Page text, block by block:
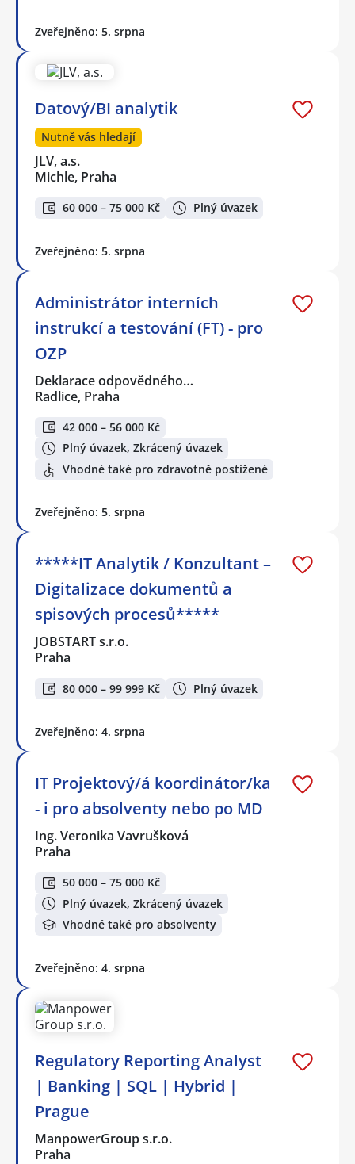
Zveřejněno: 5. srpna
Datový/BI analytik
Nutně vás hledají
JLV, a.s.
Michle, Praha
60 000 – 75 000 Kč Plný úvazek
Zveřejněno: 5. srpna
Administrátor interních
instrukcí a testování (FT) - pro
OZP
Deklarace odpovědného…
Radlice, Praha
42 000 – 56 000 Kč
Plný úvazek, Zkrácený úvazek
Vhodné také pro zdravotně postižené
Zveřejněno: 5. srpna
*****IT Analytik / Konzultant –
Digitalizace dokumentů a
spisových procesů*****
JOBSTART s.r.o.
Praha
80 000 – 99 999 Kč Plný úvazek
Zveřejněno: 4. srpna
IT Projektový/á koordinátor/ka
- i pro absolventy nebo po MD
Ing. Veronika Vavrušková
Praha
50 000 – 75 000 Kč
Plný úvazek, Zkrácený úvazek
Vhodné také pro absolventy
Zveřejněno: 4. srpna
Regulatory Reporting Analyst
| Banking | SQL | Hybrid |
Prague
ManpowerGroup s.r.o.
Praha